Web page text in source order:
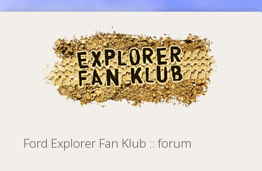
Ford Explorer Fan Klub :: forum